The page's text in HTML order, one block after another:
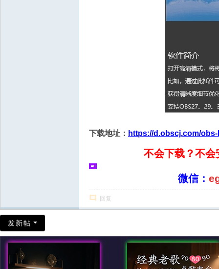
下载地址： https://d.obscj.com/
不会下载？不
微信：
回复
发新帖